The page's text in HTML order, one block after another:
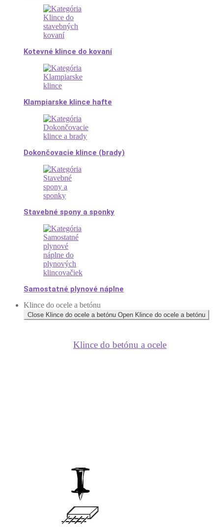
Kotevné klince do kovaní
Klampiarske klince hafte
Dokončovacie klince (brady)
Stavebné spony a sponky
Samostatné plynové náplne
Klince do ocele a betónu
Close Klince do ocele a betónu Open Klince do ocele a betónu
Klince do betónu a ocele